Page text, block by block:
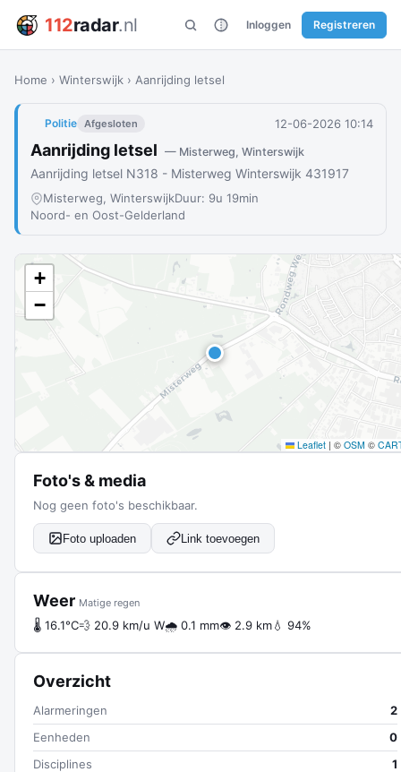
112radar.nl Inloggen Registreren
Home › Winterswijk › Aanrijding letsel
Politie Afgesloten 12-06-2026 10:14
Aanrijding letsel — Misterweg, Winterswijk
Aanrijding letsel N318 - Misterweg Winterswijk 431917
Misterweg, WinterswijkDuur: 9u 19min
Noord- en Oost-Gelderland
+
−
Leaflet | © OSM ©
Foto's & media
Nog geen foto's beschikbaar.
Foto uploaden Link toevoegen
Weer Matige regen
🌡 16.1°C💨 20.9 km/u W🌧 0.1 mm👁 2.9 km💧 94%
Overzicht
Alarmeringen
2
Eenheden
0
Disciplines
1